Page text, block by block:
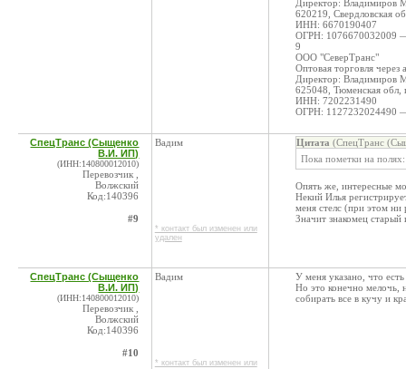
Директор: Владимиров
620219, Свердловская
ИНН: 6670190407
ОГРН: 1076670032009
9
ООО "СеверТранс"
Оптовая торговля через
Директор: Владимиров
625048, Тюменская обл,
ИНН: 7202231490
ОГРН: 1127232024490
СпецТранс (Сыщенко
В.И. ИП)
(ИНН:140800012010)
Перевозчик ,
Волжский
Код:140396
#9
Вадим
* контакт был изменен или
удален
Цитата (СпецТранс
Пока пометки на полях:
Опять же, интересные
Некий Илья
меня стелс (при этом ни
Значит знакомец
СпецТранс (Сыщенко
В.И. ИП)
(ИНН:140800012010)
Перевозчик ,
Волжский
Код:140396
#10
Вадим
* контакт был изменен или
У меня указано, что
Но это конечно мелочь,
собирать все в кучу и